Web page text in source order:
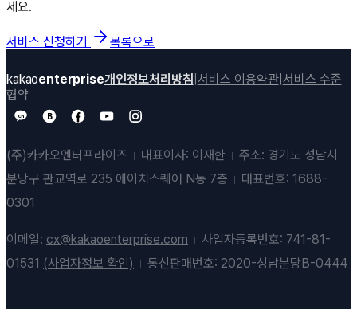
세요.
서비스 신청하기 목록으로
kakaoenterprise개인정보처리방침 서비스 이용약관| 서비스 수준
협약
Ch B
(주)카카오엔터프라이즈 대표이사: 이재한
주소: 경기도 성남시
분당구 판교역로 235 에이치스퀘어 N동 7층
대표번호: 1688-
0301
이메일: cx@kakaoenterprise.com
사업자등록번호: 741-81-
01531 (사업자정보 확인) 통신판매번호: 2020-성남분당B-0444